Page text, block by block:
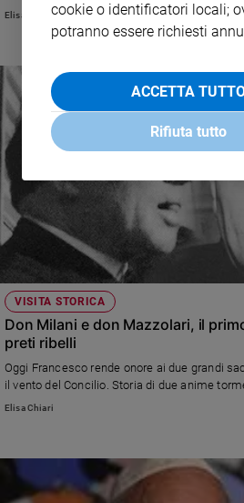
Elisa Chiari
VISITA STORICA
Don Milani e don Mazzolari, il
preti ribelli
Oggi Francesco rende onore ai due grandi
il vento del Concilio. Storia di due anime
Elisa Chiari
cookie o identificatori locali;
potranno essere richiesti
ACCETTA
Rifiuta tutto